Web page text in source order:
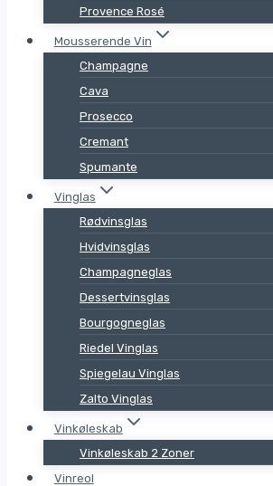
Provence Rosé
Mousserende Vin
Champagne
Cava
Prosecco
Cremant
Spumante
Vinglas
Rødvinsglas
Hvidvinsglas
Champagneglas
Dessertvinsglas
Bourgogneglas
Riedel Vinglas
Spiegelau Vinglas
Zalto Vinglas
Vinkøleskab
Vinkøleskab 2 Zoner
Vinreol